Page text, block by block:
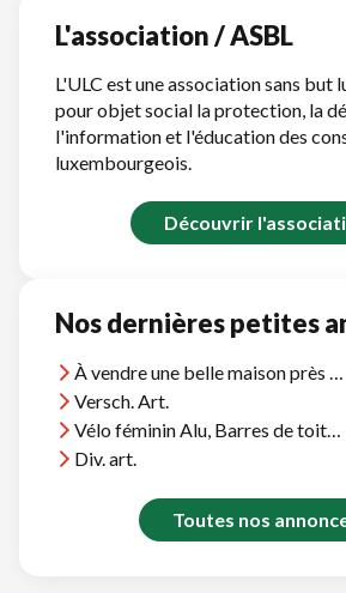
L'association / ASBL
L'ULC est une association sans but
pour objet social la protection, la
l'information et l'éducation des
luxembourgeois.
Découvrir
Nos dernières petites
À vendre une belle maison près d'Agadir, vue océan, près plages et terrains golf
Versch. Art.
Vélo féminin Alu, Barres de toit Thule, et divers
Div. art.
Toutes nos